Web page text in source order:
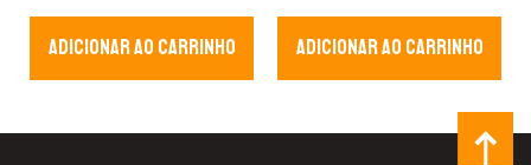
ADICIONAR AO CARRINHO ADICIONAR AO CARRINHO